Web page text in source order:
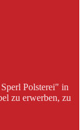
Polsterei" in
zu erwerben, zu